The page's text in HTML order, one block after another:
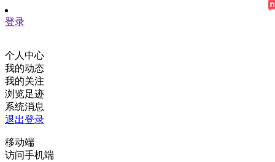
登录
个人中心
我的动态
我的关注
浏览足迹
系统消息
退出登录
移动端
访问手机端